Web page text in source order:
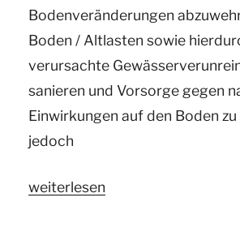
Bodenveränderungen
Boden / Altlasten sowie
verursachte
sanieren und Vorsorge gegen
Einwirkungen auf den Boden
jedoch
„Ihr
weiterlesen